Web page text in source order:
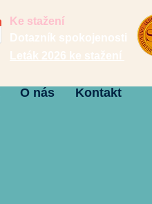
Ke stažení
Dotazník spokojenosti
Leták 2026 ke stažení
O nás Kontakt